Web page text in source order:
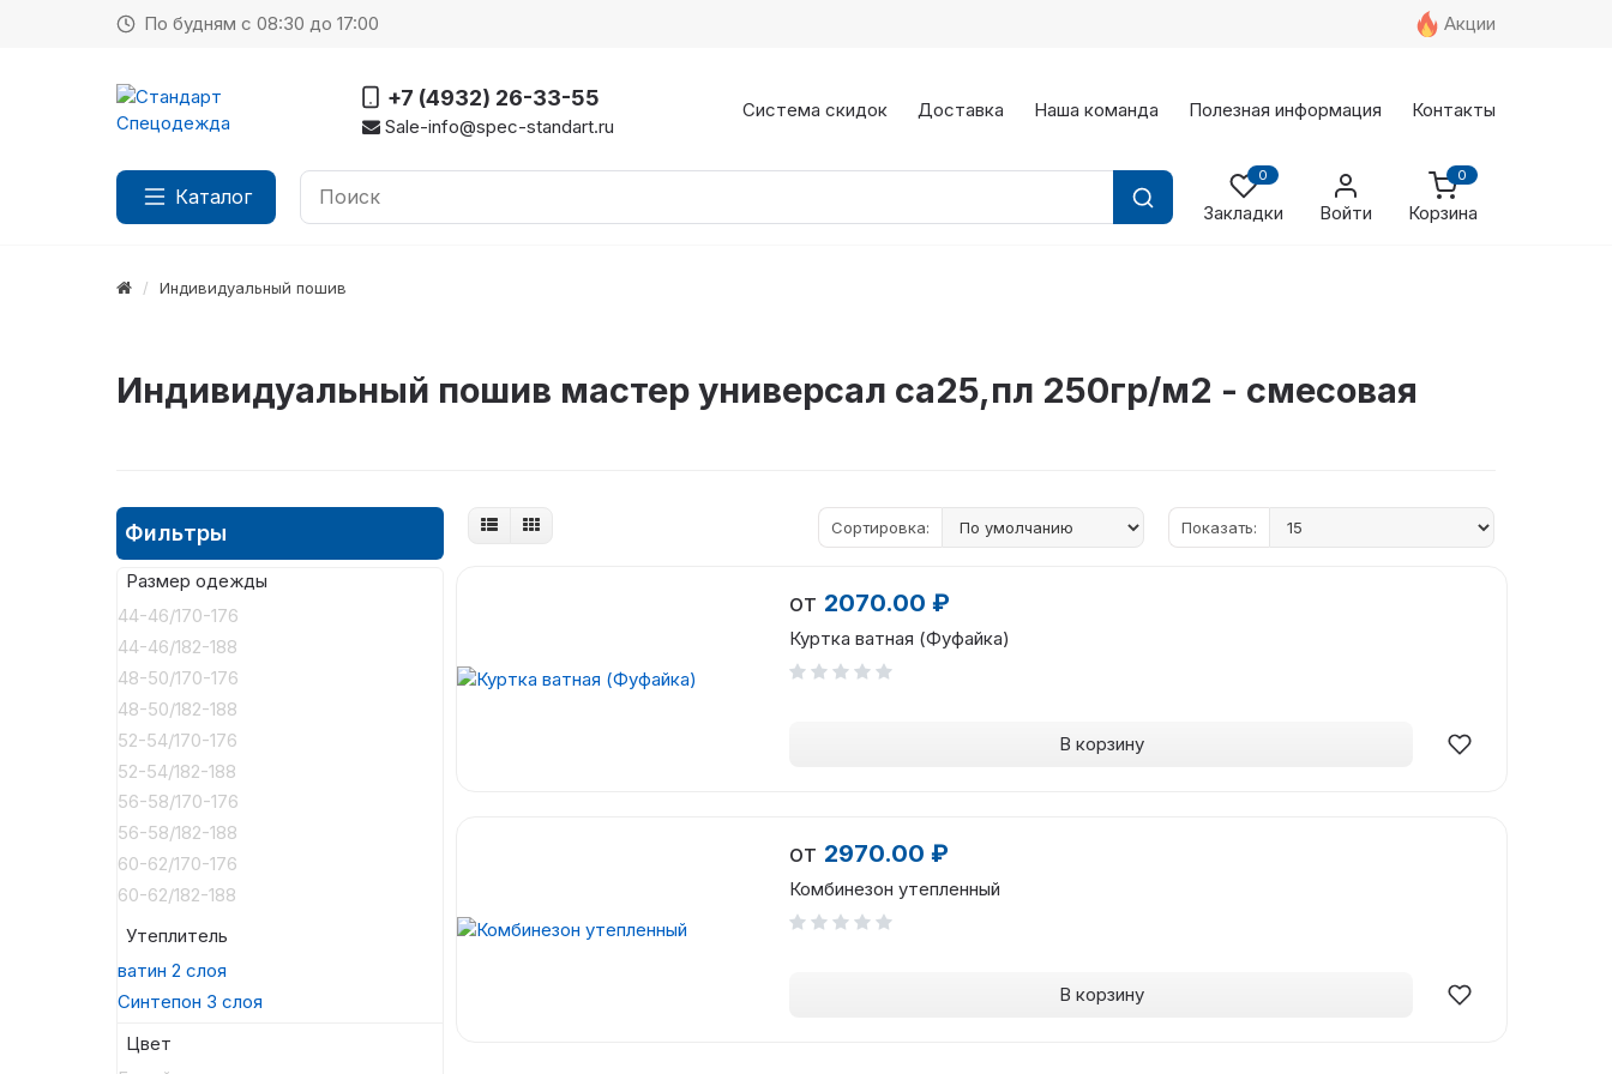
По будням с 08:30 до 17:00 Акции
+7 (4932) 26-33-55
Sale-info@spec-standart.ru
Система скидок Доставка Наша команда Полезная информация Контакты
Каталог
0
Закладки Войти
0
Корзина
Индивидуальный пошив
Индивидуальный пошив мастер универсал са25,пл 250гр/м2 - смесовая
Фильтры
Размер одежды
44-46/170-176
44-46/182-188
48-50/170-176
48-50/182-188
52-54/170-176
52-54/182-188
56-58/170-176
56-58/182-188
60-62/170-176
60-62/182-188
Утеплитель
ватин 2 слоя
Синтепон 3 слоя
Цвет
Сортировка: Показать:
от 2070.00 ₽
Куртка ватная (Фуфайка)
В корзину
от 2970.00 ₽
Комбинезон утепленный
В корзину